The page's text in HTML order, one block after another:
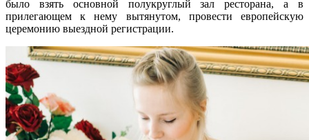
было взять основной полукруглый зал ресторана, а в
прилегающем к нему вытянутом, провести европейскую
церемонию выездной регистрации.